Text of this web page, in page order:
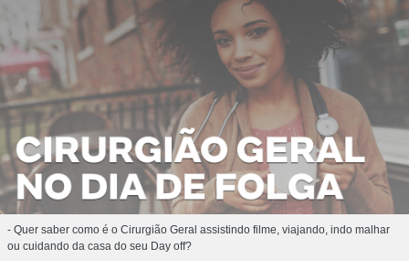
- Quer saber como é o Cirurgião Geral assistindo filme, viajando, indo malhar
ou cuidando da casa do seu Day off?